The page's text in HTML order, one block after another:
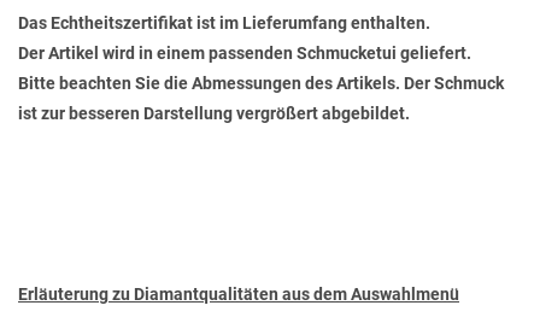
Das Echtheitszertifikat ist im Lieferumfang enthalten.
Der Artikel wird in einem passenden Schmucketui geliefert.
Bitte beachten Sie die Abmessungen des Artikels. Der Schmuck
ist zur besseren Darstellung vergrößert abgebildet.
Erläuterung zu Diamantqualitäten aus dem Auswahlmenü